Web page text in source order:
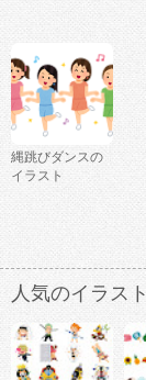
縄跳びダンスの
イラスト
人気のイラスト